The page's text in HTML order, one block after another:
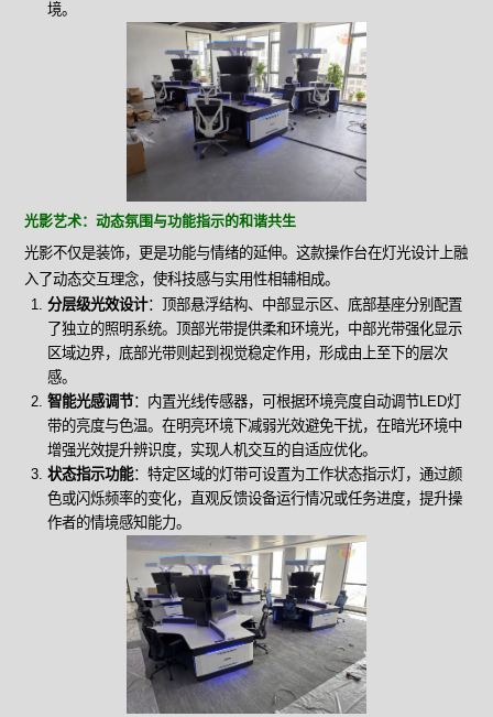
境。
光影艺术：动态氛围与功能指示的和谐共生
光影不仅是装饰，更是功能与情绪的延伸。这款操作台在灯光设计上融
入了动态交互理念，使科技感与实用性相辅相成。
分层级光效设计：顶部悬浮结构、中部显示区、底部基座分别配置
了独立的照明系统。顶部光带提供柔和环境光，中部光带强化显示
区域边界，底部光带则起到视觉稳定作用，形成由上至下的层次
感。
智能光感调节：内置光线传感器，可根据环境亮度自动调节LED灯
带的亮度与色温。在明亮环境下减弱光效避免干扰，在暗光环境中
增强光效提升辨识度，实现人机交互的自适应优化。
状态指示功能：特定区域的灯带可设置为工作状态指示灯，通过颜
色或闪烁频率的变化，直观反馈设备运行情况或任务进度，提升操
作者的情境感知能力。